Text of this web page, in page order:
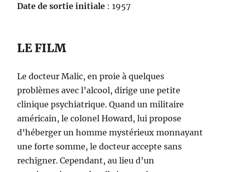
Date de sortie initiale : 1957
LE FILM
Le docteur Malic, en proie à quelques
problèmes avec l’alcool, dirige une petite
clinique psychiatrique. Quand un militaire
américain, le colonel Howard, lui propose
d’héberger un homme mystérieux monnayant
une forte somme, le docteur accepte sans
rechigner. Cependant, au lieu d’un